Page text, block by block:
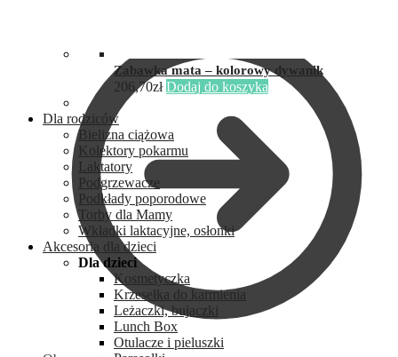
Zabawka mata – kolorowy dywanik
206,70zł Dodaj do koszyka
Dla rodziców
Bielizna ciążowa
Kolektory pokarmu
Laktatory
Podgrzewacze
Podkłady poporodowe
Torby dla Mamy
Wkładki laktacyjne, osłonki
Akcesoria dla dzieci
Dla dzieci
Kosmetyczka
Krzesełka do karmienia
Leżaczki, bujaczki
Lunch Box
Otulacze i pieluszki